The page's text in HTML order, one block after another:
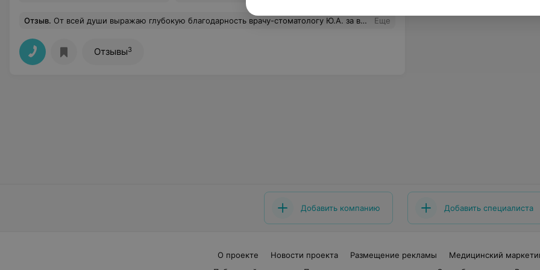
Отзыв. От всей души выражаю глубокую благодарность врачу-стоматологу Ю.А. за высокий профессионализм,чуткое и внимательное отношение ко мне на приёмах у неё,ведь благодаря аккуратному.чётко проведённому лечению,я получила качественную стоматологическую помощь без боли!Как прекрасно,что при выявленной проблеме с зубами,мне встретился такой специалист!Её внимание и доброжелательность делают процесс лечения комфортным и спокойным!Здоровые зубы и великолепная улыбка пациента-далеко не простая работа,но она с ней справляетесь на ура!Вся моя семья и друзья теперь лечатся только у неё!Муж так же был у неё на приёме и поэтому наша семья Валькович благодарим за качественную невероятно тонкую работу-настоящий профессионал своего дела,низкий поклон!Хотели бы от чистого сердца пожелать ей и всем медицинским работникам получать за свой труд достойную высокооплачиваемую зарплату, крепкого здоровья, жизненного благополучия,процветания во всём,успехов в трудной работе, побольше благодарных пациентов! Еще
Отзывы3
Добавить компанию Добавить специалиста
О проекте Новости проекта Размещение рекламы
Медицинский